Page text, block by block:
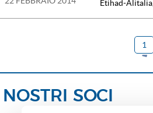
Etihad-
1
I NOSTRI SOCI